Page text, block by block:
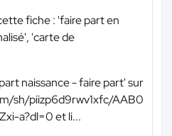
fiche : 'faire part en
'carte de
naissance - faire part' sur
sh/piizp6d9rwv1xfc/AAB0
a?dl=0 et li...